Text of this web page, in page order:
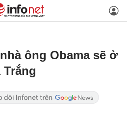
ông Obama sẽ ở